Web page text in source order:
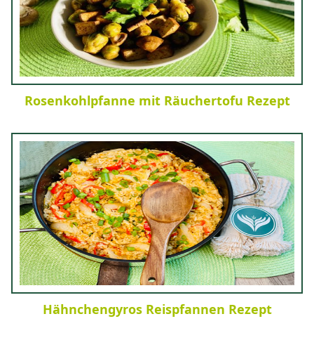
Rosenkohlpfanne mit Räuchertofu Rezept
Hähnchengyros Reispfannen Rezept